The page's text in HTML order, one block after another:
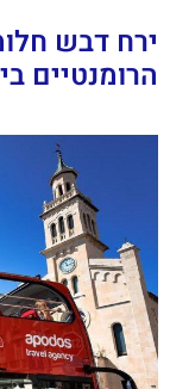
ירח דבש
הרומנטיים